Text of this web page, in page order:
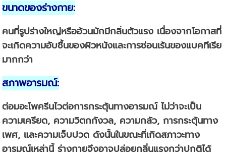
ขนาดของร่างกาย:
คนที่รูปร่างใหญ่หรืออ้วนมักมีกลิ่นตัวแรง เนื่องจากโอกาสที่
จะเกิดความอับชื้นของผิวหนังและการซ่อนเร้นของแบคทีเรีย
มากกว่า
สภาพอารมณ์:
ต่อมอะโพครีนไวต่อการกระตุ้นทางอารมณ์ไม่ว่าจะเป็น
ความเครียด, ความวิตกกังวล, ความกลัว, การกระตุ้นทาง
เพศ, และความเจ็บปวด ดังนั้นในขณะที่เกิดสภาวะทาง
อารมณ์เหล่านี้ ร่างกายจึงอาจปล่อยกลิ่นแรงกว่าปกติได้